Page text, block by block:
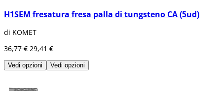
H1SEM fresatura fresa palla di tungsteno CA (5ud)
di KOMET
36,77 € 29,41 €
Vedi opzioni Vedi opzioni